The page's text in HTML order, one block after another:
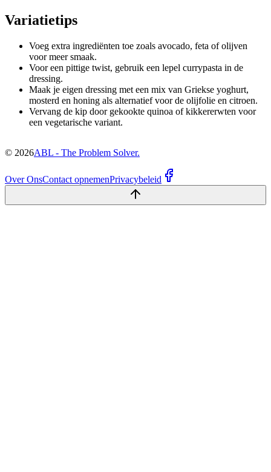
Variatietips
Voeg extra ingrediënten toe zoals avocado, feta of olijven
voor meer smaak.
Voor een pittige twist, gebruik een lepel currypasta in de
dressing.
Maak je eigen dressing met een mix van Griekse yoghurt,
mosterd en honing als alternatief voor de olijfolie en citroen.
Vervang de kip door gekookte quinoa of kikkererwten voor
een vegetarische variant.
© 2026ABL - The Problem Solver.
Over OnsContact opnemenPrivacybeleid